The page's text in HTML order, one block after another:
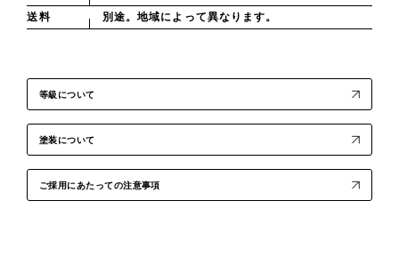
送料
別途。地域によって異なります。
等級について
塗装について
ご採用にあたっての注意事項